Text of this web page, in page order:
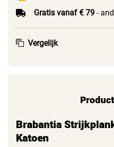
Gratis vanaf € 79 -
Vergelijk
Brabantia
Katoen